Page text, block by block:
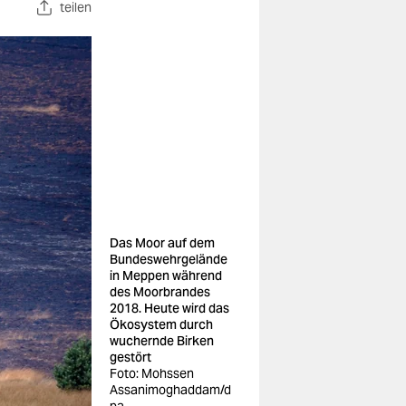
teilen
Das Moor auf dem
Bundeswehrgelände
in Meppen während
des Moorbrandes
2018. Heute wird das
Ökosystem durch
wuchernde Birken
gestört
Foto: Mohssen
Assanimoghaddam/d